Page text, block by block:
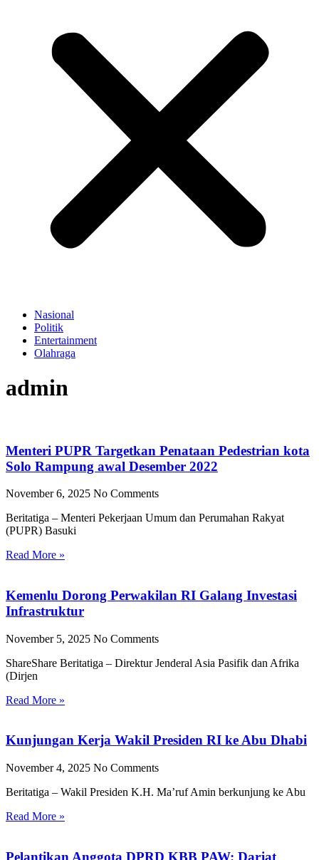
Nasional
Politik
Entertainment
Olahraga
admin
Menteri PUPR Targetkan Penataan Pedestrian kota
Solo Rampung awal Desember 2022
November 6, 2025 No Comments
Beritatiga – Menteri Pekerjaan Umum dan Perumahan Rakyat
(PUPR) Basuki
Read More »
Kemenlu Dorong Perwakilan RI Galang Investasi
Infrastruktur
November 5, 2025 No Comments
ShareShare Beritatiga – Direktur Jenderal Asia Pasifik dan Afrika
(Dirjen
Read More »
Kunjungan Kerja Wakil Presiden RI ke Abu Dhabi
November 4, 2025 No Comments
Beritatiga – Wakil Presiden K.H. Ma’ruf Amin berkunjung ke Abu
Read More »
Pelantikan Anggota DPRD KBB PAW: Darjat